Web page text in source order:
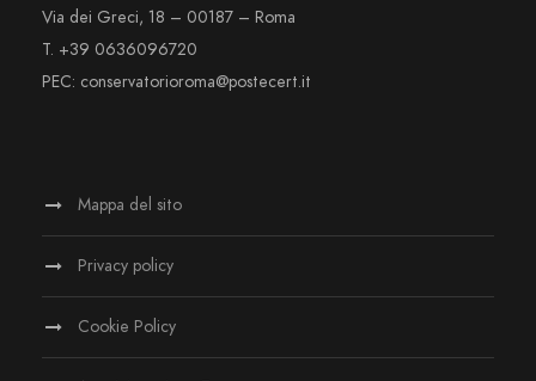
Via dei Greci, 18 – 00187 – Roma
T. +39 0636096720
PEC: conservatorioroma@postecert.it
Mappa del sito
Privacy policy
Cookie Policy